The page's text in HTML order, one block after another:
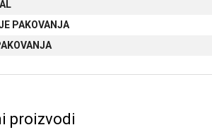
PAKOVANJA
proizvodi